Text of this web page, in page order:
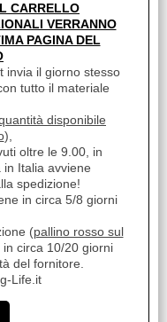
ZONA 47L
E FLEX si
regolabili,
CARRELLO
VERRANNO
PAGINA DEL
invia il giorno stesso
tutto il materiale
disponibile
),
oltre le 9.00, in
Italia avviene
spedizione!
in circa 5/8 giorni
(pallino rosso sul
circa 10/20 giorni
del fornitore.
Life.it